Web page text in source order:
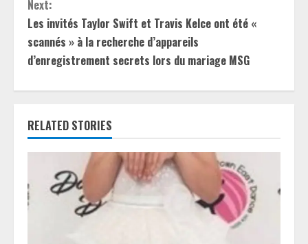
t
i
n
u
e
e
Next:
Les invités Taylor Swift et Travis Kelce ont été «
scannés » à la recherche d’appareils
d’enregistrement secrets lors du mariage MSG
RELATED STORIES